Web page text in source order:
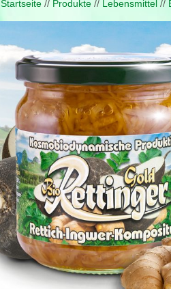
Startseite // Produkte // Lebensmittel //